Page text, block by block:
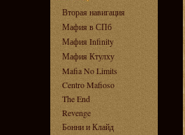
Вторая навигация
Мафия в СПб
Мафия Infinity
Мафия Ктулху
Mafia No Limits
Centro Mafioso
The End
Revenge
Бонни и Клайд